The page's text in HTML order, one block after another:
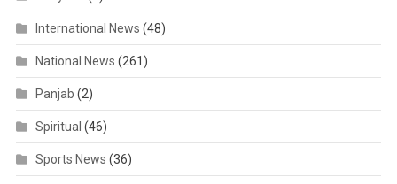
International News (48)
National News (261)
Panjab (2)
Spiritual (46)
Sports News (36)